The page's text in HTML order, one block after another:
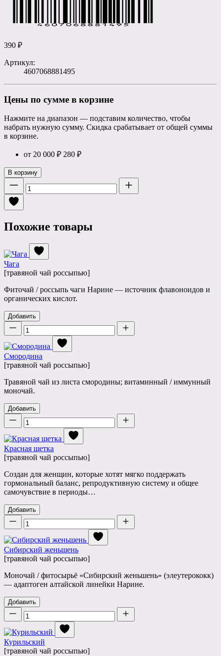
390 ₽
Артикул:
4607068881495
Цены по сумме в корзине
Нажмите на диапазон — подставим количество, чтобы
набрать нужную сумму. Скидка срабатывает от общей суммы
в корзине.
от 20 000 ₽ 280 ₽
В корзину
Количество
Похожие товары
Чага
[травяной чай россыпью]
Фиточай / россыпь чаги Нарине — источник флавоноидов и
органических кислот.
Добавить
Количество
Смородина
[травяной чай россыпью]
Травяной чай из листа смородины; витаминный / иммунный
моночай.
Добавить
Количество
Красная щетка
[травяной чай россыпью]
Создан для женщин, которые хотят мягко поддержать
гормональный баланс, репродуктивную систему и общее
самочувствие в периоды…
Добавить
Количество
Сибирский женьшень
[травяной чай россыпью]
Моночай / фитосырьё «Сибирский женьшень» (элеутерококк)
— адаптоген алтайской линейки Нарине.
Добавить
Количество
Курильский
[травяной чай россыпью]